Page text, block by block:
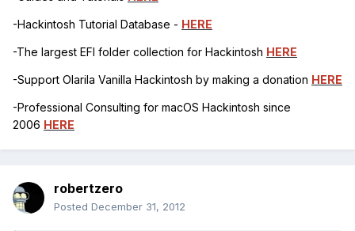
-Hackintosh Tutorial Database - HERE
-The largest EFI folder collection for Hackintosh HERE
-Support Olarila Vanilla Hackintosh by making a donation HERE
-Professional Consulting for macOS Hackintosh since
2006 HERE
robertzero
Posted December 31, 2012